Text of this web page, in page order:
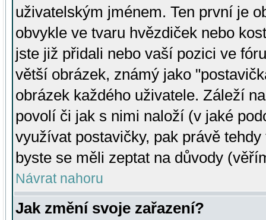
uživatelským jménem. Ten první je
obvykle ve tvaru hvězdiček nebo
jste již přidali nebo vaší pozici ve
větší obrázek, známý jako
obrázek každého uživatele. Záleží
povolí či jak s nimi naloží (v jaké
využívat postavičky, pak právě
byste se měli zeptat na důvody
Návrat nahoru
Jak změní svoje zařazení?